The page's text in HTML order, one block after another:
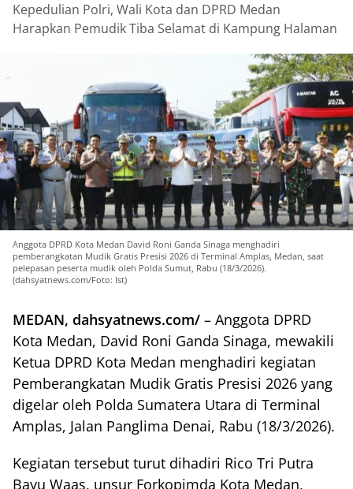
Kepedulian Polri, Wali Kota dan DPRD Medan
Harapkan Pemudik Tiba Selamat di Kampung Halaman
Anggota DPRD Kota Medan David Roni Ganda Sinaga menghadiri
pemberangkatan Mudik Gratis Presisi 2026 di Terminal Amplas, Medan, saat
pelepasan peserta mudik oleh Polda Sumut, Rabu (18/3/2026).
(dahsyatnews.com/Foto: Ist)
MEDAN, dahsyatnews.com/ – Anggota DPRD
Kota Medan, David Roni Ganda Sinaga, mewakili
Ketua DPRD Kota Medan menghadiri kegiatan
Pemberangkatan Mudik Gratis Presisi 2026 yang
digelar oleh Polda Sumatera Utara di Terminal
Amplas, Jalan Panglima Denai, Rabu (18/3/2026).
Kegiatan tersebut turut dihadiri Rico Tri Putra
Bayu Waas, unsur Forkopimda Kota Medan,